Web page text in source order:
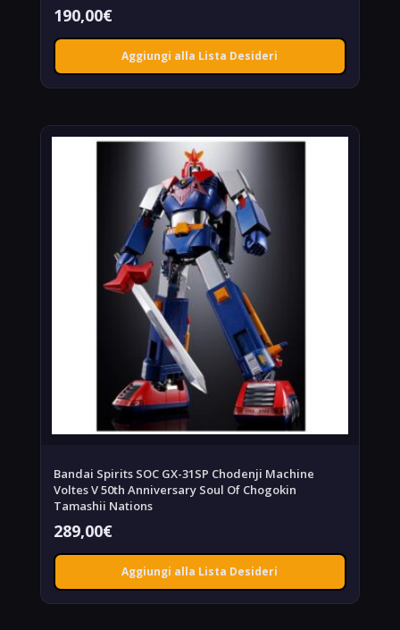
190,00€
Aggiungi alla Lista Desideri
Bandai Spirits SOC GX-31SP Chodenji Machine
Voltes V 50th Anniversary Soul Of Chogokin
Tamashii Nations
289,00€
Aggiungi alla Lista Desideri